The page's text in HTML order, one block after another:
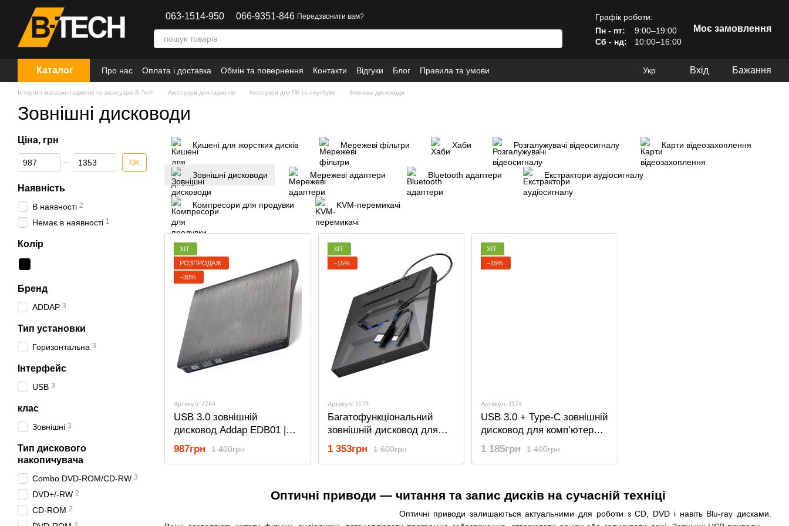
Перейти до основного контенту
063-1514-950 066-9351-846 Передзвонити вам?
Графік роботи:
Пн - пт:
9:00–19:00
Сб - нд:
10:00–16:00
Моє замовлення
Каталог Про нас Оплата і доставка Обмін та повернення Контакти Відгуки Блог Правила та умови Укр Вхід Бажання
Інтернет-магазин гаджетів та аксесуарів B-Tech Аксесуари для гаджетів Аксесуари для ПК та ноутбуків Зовнішні дисководи
Зовнішні дисководи
Оптичні приводи — читання та запис дисків на сучасній техніці
Оптичні приводи залишаються актуальними для роботи з CD, DVD і навіть Blu-ray дисками.
Кишені для жорстких дисків Мережеві фільтри Хаби Розгалужувачі відеосигналу Карти відеозахоплення
Зовнішні дисководи Мережеві адаптери Bluetooth адаптери Екстрактори аудіосигналу
Компресори для продувки KVM-перемикачі
ХІТ
РОЗПРОДАЖ
−30%
Артикул: 7764
USB 3.0 зовнішній
дисковод Addap EDB01 |
портативний оптичний
дископривід для
1 400грн
987грн
ХІТ
−15%
Артикул: 1173
Багатофункціональний
зовнішній дисковод для
комп’ютера, ноутбука
Addap EDB03, USB 3.0 +
RW, DVD-RW, DVD-RAM,
1 600грн
1 353грн
ХІТ
−15%
Артикул: 1174
USB 3.0 + Type-C зовнішній
дисковод для комп’ютера,
ноутбука Addap EDB02,
оптичний дископривід,
1 400грн
1 185грн
Ціна, грн
Від Ціна, грн
До Ціна, грн ОК
Наявність
В наявності 2
Немає в наявності 1
Колір
Бренд
ADDAP 3
Тип установки
Горизонтальна 3
Інтерфейс
USB 3
клас
Зовнішні 3
Тип дискового
накопичувача
Combo DVD-ROM/CD-RW 3
DVD+/-RW 2
CD-ROM 2